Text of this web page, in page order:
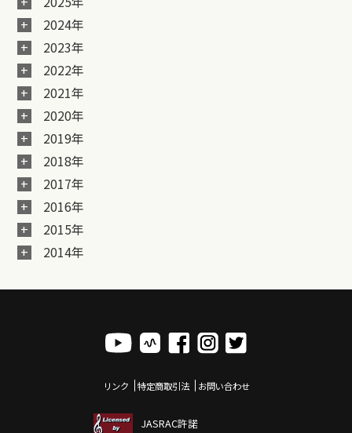
2024年
2023年
2022年
2021年
2020年
2019年
2018年
2017年
2016年
2015年
2014年
リンク 特定商取引法 お問い合わせ
JASRAC許諾